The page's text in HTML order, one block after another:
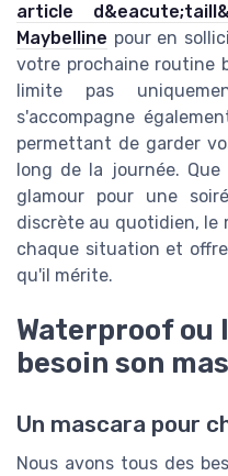
article
Maybelline pour en
votre prochaine routine
limite pas
s'accompagne
permettant de garder
long de la journée.
glamour pour une
discrète au quotidien, le
chaque situation et
qu'il mérite.
Waterproof ou
besoin son
Un mascara pour
Nous avons tous des